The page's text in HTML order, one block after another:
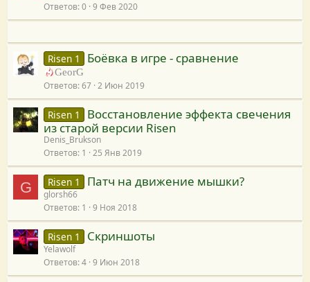
у
р
Ответов 0 9 Фев 2020
Risen 1 Боёвка в игре - сравнение
GeorG
Ответов 67 2 Июн 2019
Risen 1
Восстановление эффекта свечения
из старой версии Risen
Denis_Brukson
Ответов 1 25 Янв 2019
G Risen 1 Патч на движение мышки?
glorsh66
Ответов 1 9 Ноя 2018
Risen 1 Скриншоты
Yelawolf
Ответов 4 9 Июн 2018